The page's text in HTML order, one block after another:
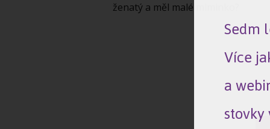
ženatý a měl malé miminko?
Sedm
Více
a